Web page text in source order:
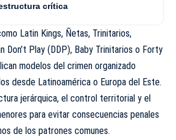
crítica
Latin Kings, Ñetas, Trinitarios,
Don’t Play (DDP), Baby Trinitarios o Forty
modelos del crimen organizado
desde Latinoamérica o Europa del Este.
jerárquica, el control territorial y el
para evitar consecuencias penales
de los patrones comunes.